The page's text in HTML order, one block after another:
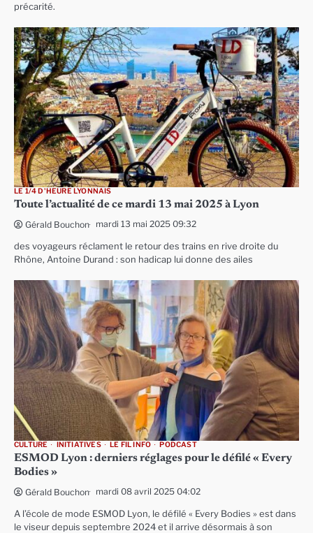
précarité.
LE 1/4 D'HEURE LYONNAIS
Toute l’actualité de ce mardi 13 mai 2025 à Lyon
Gérald Bouchon mardi 13 mai 2025 09:32
des voyageurs réclament le retour des trains en rive droite du
Rhône, Antoine Durand : son hadicap lui donne des ailes
CULTURE INITIATIVES LE FIL INFO PODCAST
ESMOD Lyon : derniers réglages pour le défilé « Every
Bodies »
Gérald Bouchon mardi 08 avril 2025 04:02
A l’école de mode ESMOD Lyon, le défilé « Every Bodies » est dans
le viseur depuis septembre 2024 et il arrive désormais à son